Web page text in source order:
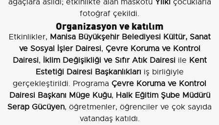
ağaçlara asıldı; etkinlikte alan maskotu Yılkı çocuklarla
fotoğraf çekildi.
Organizasyon ve katılım
Etkinlikler, Manisa Büyükşehir Belediyesi Kültür, Sanat
ve Sosyal İşler Dairesi, Çevre Koruma ve Kontrol
Dairesi, İklim Değişikliği ve Sıfır Atık Dairesiile Kent
Estetiği Dairesi Başkanlıkları iş birliğiyle
gerçekleştirildi. Programa Çevre Koruma ve Kontrol
Dairesi Başkanı Müge Kuğu, Halk Eğitim Şube Müdürü
Serap Gücüyen, öğretmenler, öğrenciler ve çok sayıda
vatandaş katıldı.